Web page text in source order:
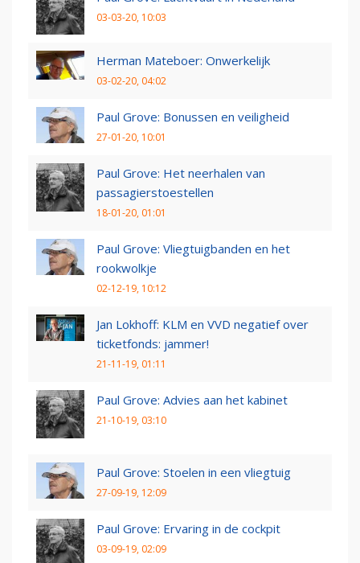
03-03-20, 10:03
Herman Mateboer: Onwerkelijk
03-02-20, 04:02
Paul Grove: Bonussen en veiligheid
27-01-20, 10:01
Paul Grove: Het neerhalen van
passagierstoestellen
18-01-20, 01:01
Paul Grove: Vliegtuigbanden en het
rookwolkje
02-12-19, 10:12
Jan Lokhoff: KLM en VVD negatief over
ticketfonds: jammer!
21-11-19, 01:11
Paul Grove: Advies aan het kabinet
21-10-19, 03:10
Paul Grove: Stoelen in een vliegtuig
27-09-19, 12:09
Paul Grove: Ervaring in de cockpit
03-09-19, 02:09